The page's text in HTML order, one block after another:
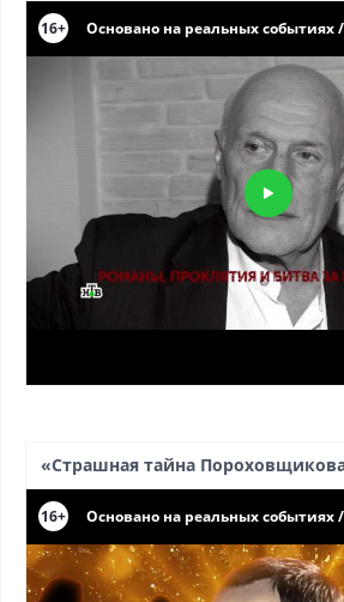
на реальных событиях от 27.07.2025
Основано на реальных событиях от
Основано на реальных событиях от
на реальных событиях от 27.07.2025
на реальных событиях от 27.07.2025
эфир Основано на реальных событиях
бесплатно, программа Основано на
27.07.2025, смотреть Основано на
27.07.2025 онлайн, самое интересное в
событиях от 27.07.2025, Основано на
27.07.2025 смотреть сегодня, смотреть
реальных событиях от 27.07.2025, ток
реальных событиях от 27.07.2025,
«Страшная тайна